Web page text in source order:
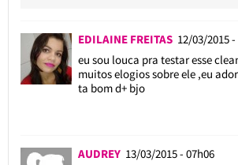
EDILAINE FREITAS 12/03/2015
eu sou louca pra testar esse
muitos elogios sobre ele ,eu
ta bom d+ bjo
AUDREY 13/03/2015 - 07h06